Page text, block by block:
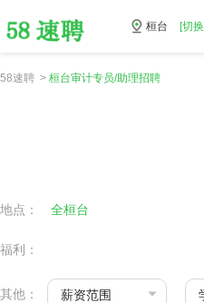
桓台 [切
58速聘 > 桓台审计专员/助理招聘
地点： 全桓台
福利：
其他： 薪资范围